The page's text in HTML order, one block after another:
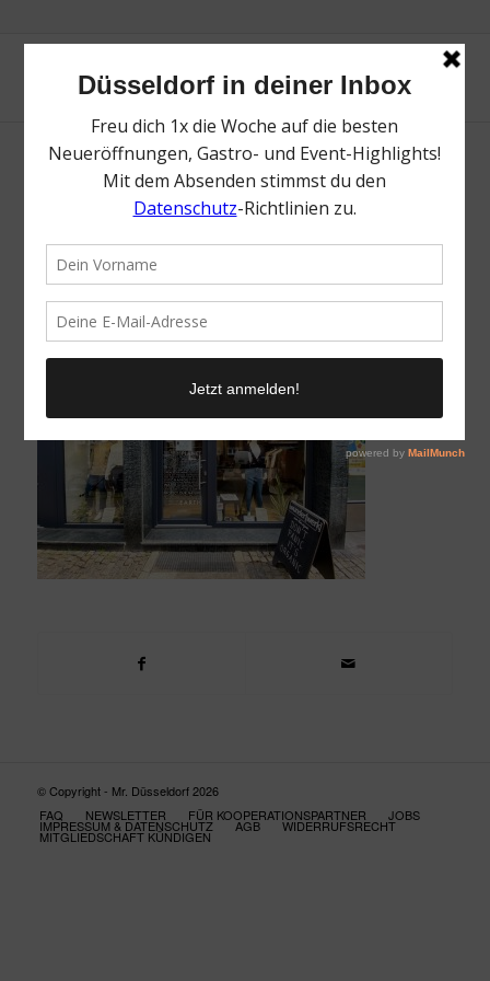
wunderwerk | Die besten Stores für
Mr. Düsseldorf | Foto: Alexandra Simankova
© Copyright - Mr. Düsseldorf 2026
FAQ
NEWSLETTER FÜR KOOPERATIONSPARTNER JOBS
IMPRESSUM & DATENSCHUTZ AGB WIDERRUFSRECHT
MITGLIEDSCHAFT KÜNDIGEN